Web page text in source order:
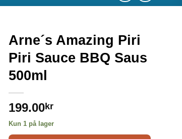
Arne´s Amazing Piri
Piri Sauce BBQ Saus
500ml
199.00kr
Kun 1 på lager